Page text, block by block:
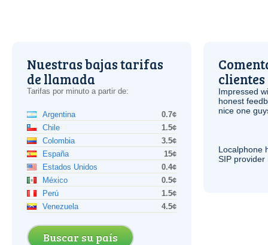
Nuestras bajas tarifas
de llamada
Tarifas por minuto a partir de:
Argentina
0.7¢
Chile
1.5¢
Colombia
3.5¢
España
15¢
Estados Unidos
0.4¢
México
0.5¢
Perú
1.5¢
Venezuela
4.5¢
Buscar su país
clientes
Impressed
honest
nice one
Localphone
SIP provider